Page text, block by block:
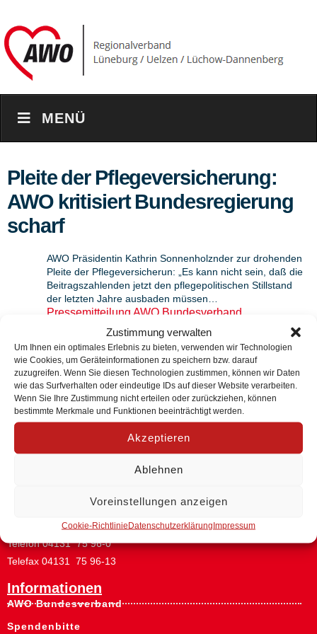
Zustimmung verwalten
Um Ihnen ein optimales Erlebnis zu bieten, verwenden wir Technologien
wie Cookies, um Geräteinformationen zu speichern bzw. darauf
zuzugreifen. Wenn Sie diesen Technologien zustimmen, können wir Daten
wie das Surfverhalten oder eindeutige IDs auf dieser Website verarbeiten.
Wenn Sie Ihre Zustimmung nicht erteilen oder zurückziehen, können
bestimmte Merkmale und Funktionen beeinträchtigt werden.
Akzeptieren
Ablehnen
Voreinstellungen anzeigen
Cookie-RichtlinieDatenschutzerklärungImpressum
MENÜ
Pleite der Pflegeversicherung:
AWO kritisiert Bundesregierung
scharf
AWO Präsidentin Kathrin Sonnenholznder zur drohenden
Pleite der Pflegeversicherun: „Es kann nicht sein, daß die
Beitragszahlenden jetzt den pflegepolitischen Stillstand
der letzten Jahre ausbaden müssen…
Pressemitteilung AWO Bundesverband
Zurück
Adresse & Kontakt
AWO-Regionalverband
Lüneburg / Uelzen / Lüchow-Dannenberg e.V.
Käthe-Krüger-Straße 15
Telefon 04131 75 96-0
Telefax 04131 75 96-13
Informationen
AWO Bundesverband
Spendenbitte